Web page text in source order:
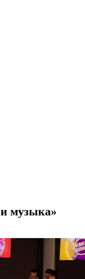
музыка»